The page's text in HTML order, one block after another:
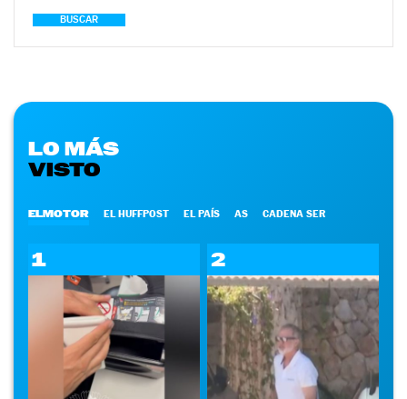
BUSCAR
LO MÁS
VISTO
ELMOTOR EL HUFFPOST EL PAÍS AS CADENA SER
1 2